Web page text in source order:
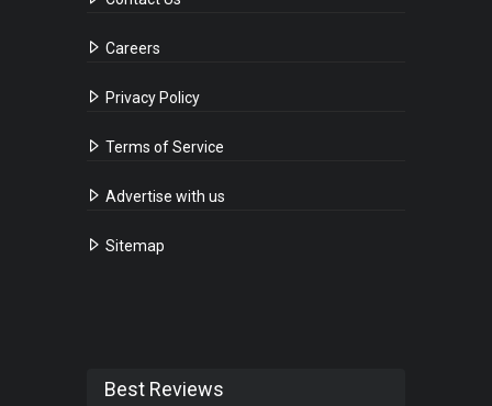
Careers
Privacy Policy
Terms of Service
Advertise with us
Sitemap
Best Reviews